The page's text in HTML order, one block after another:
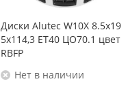
Диски Alutec W10X 8.5x19
5x114,3 ET40 ЦО70.1 цвет
RBFP
Нет в наличии